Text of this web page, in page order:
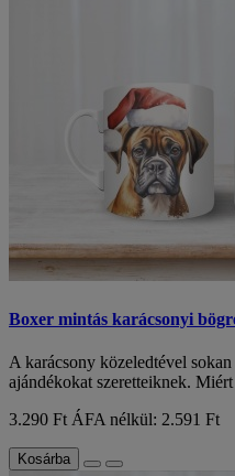
Boxer mintás karácsonyi
A karácsony közeledtével
ajándékokat szeretteiknek.
3.290 Ft ÁFA nélkül: 2.591 Ft
Kosárba